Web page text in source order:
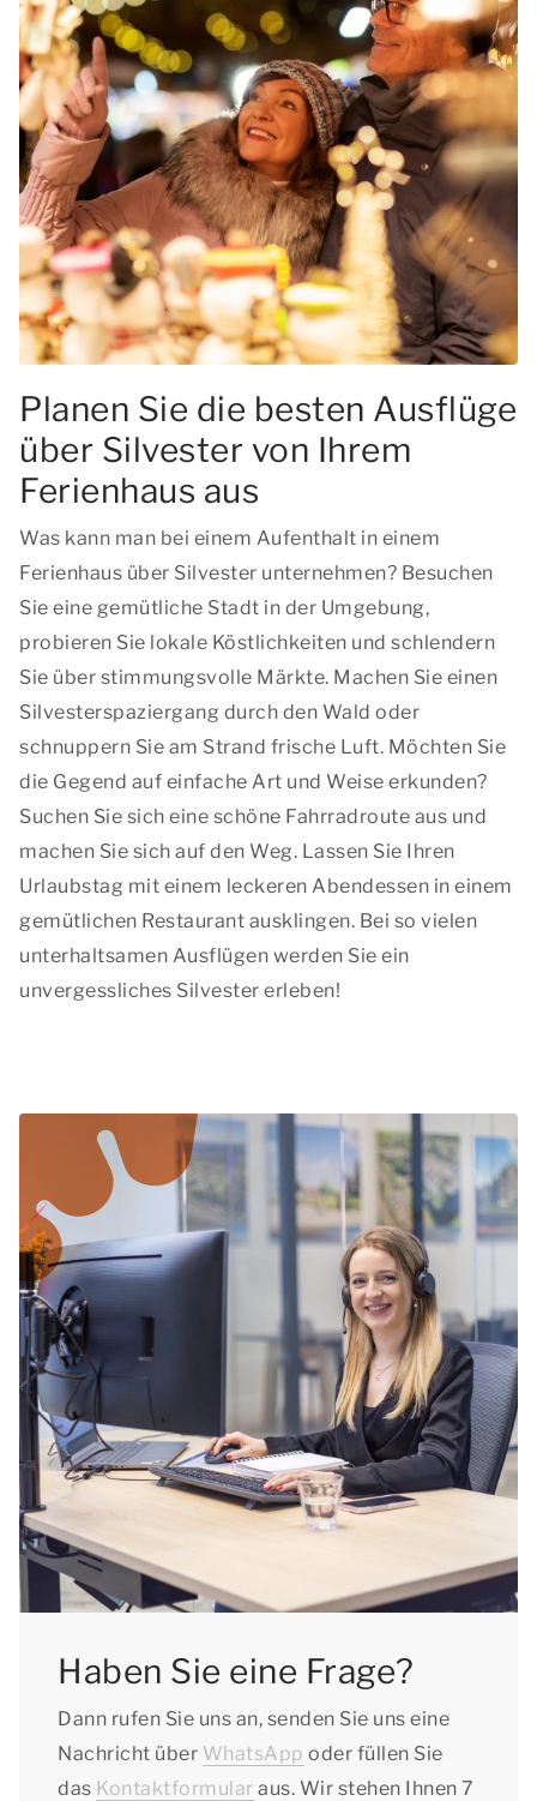
Planen Sie die besten Ausflüge
über Silvester von Ihrem
Ferienhaus aus
Was kann man bei einem Aufenthalt in einem
Ferienhaus über Silvester unternehmen? Besuchen
Sie eine gemütliche Stadt in der Umgebung,
probieren Sie lokale Köstlichkeiten und schlendern
Sie über stimmungsvolle Märkte. Machen Sie einen
Silvesterspaziergang durch den Wald oder
schnuppern Sie am Strand frische Luft. Möchten Sie
die Gegend auf einfache Art und Weise erkunden?
Suchen Sie sich eine schöne Fahrradroute aus und
machen Sie sich auf den Weg. Lassen Sie Ihren
Urlaubstag mit einem leckeren Abendessen in einem
gemütlichen Restaurant ausklingen. Bei so vielen
unterhaltsamen Ausflügen werden Sie ein
unvergessliches Silvester erleben!
Haben Sie eine Frage?
Dann rufen Sie uns an, senden Sie uns eine
Nachricht über WhatsApp oder füllen Sie
das Kontaktformular aus. Wir stehen Ihnen 7